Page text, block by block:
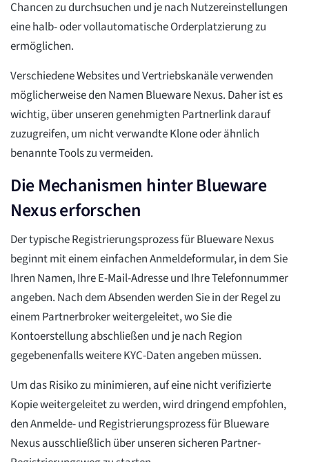
Chancen zu durchsuchen und je nach Nutzereinstellungen
eine halb- oder vollautomatische Orderplatzierung zu
ermöglichen.
Verschiedene Websites und Vertriebskanäle verwenden
möglicherweise den Namen Blueware Nexus. Daher ist es
wichtig, über unseren genehmigten Partnerlink darauf
zuzugreifen, um nicht verwandte Klone oder ähnlich
benannte Tools zu vermeiden.
Die Mechanismen hinter Blueware
Nexus erforschen
Der typische Registrierungsprozess für Blueware Nexus
beginnt mit einem einfachen Anmeldeformular, in dem Sie
Ihren Namen, Ihre E-Mail-Adresse und Ihre Telefonnummer
angeben. Nach dem Absenden werden Sie in der Regel zu
einem Partnerbroker weitergeleitet, wo Sie die
Kontoerstellung abschließen und je nach Region
gegebenenfalls weitere KYC-Daten angeben müssen.
Um das Risiko zu minimieren, auf eine nicht verifizierte
Kopie weitergeleitet zu werden, wird dringend empfohlen,
den Anmelde- und Registrierungsprozess für Blueware
Nexus ausschließlich über unseren sicheren Partner-